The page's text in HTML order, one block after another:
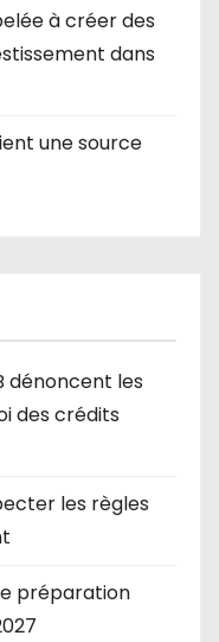
à créer des
dans
une source
dénoncent les
des crédits
les règles
préparation